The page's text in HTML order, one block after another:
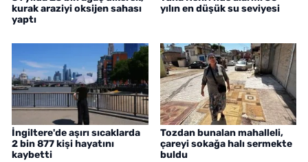
kurak araziyi oksijen sahası
yaptı
yılın en düşük su seviyesi
İngiltere'de aşırı sıcaklarda
2 bin 877 kişi hayatını
kaybetti
Tozdan bunalan mahalleli,
çareyi sokağa halı sermekte
buldu